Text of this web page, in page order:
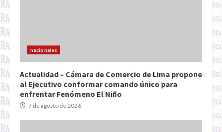
nacionales
Actualidad – Cámara de Comercio de Lima propone
al Ejecutivo conformar comando único para
enfrentar Fenómeno El Niño
7 de agosto de 2026